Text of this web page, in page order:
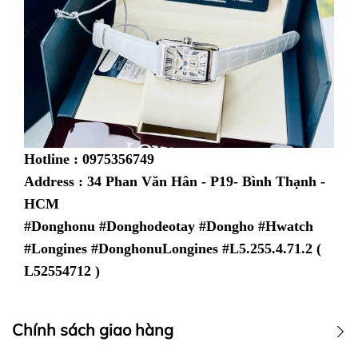
Hotline : 0975356749
Address : 34 Phan Văn Hân - P19- Bình Thạnh -
HCM
#Donghonu #Donghodeotay #Dongho #Hwatch
#Longines #DonghonuLongines #L5.255.4.71.2 (
L52554712 )
Chính sách giao hàng